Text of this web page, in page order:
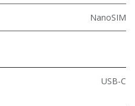
NanoSIM
USB-C